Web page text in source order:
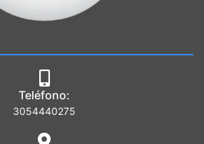
Teléfono:
3054440275